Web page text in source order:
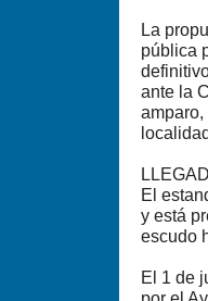
La
pública
ante la
El
y está
escudo
El 1 de